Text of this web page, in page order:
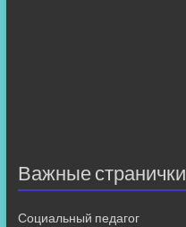
Важные странички
Социальный педагог